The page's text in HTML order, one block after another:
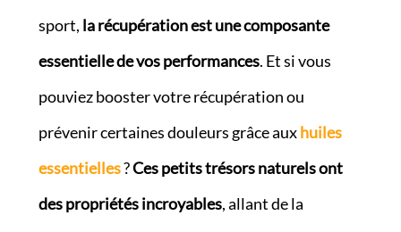
sport, la récupération est une composante
essentielle de vos performances. Et si vous
pouviez booster votre récupération ou
prévenir certaines douleurs grâce auxhuiles
essentielles?Ces petits trésors naturels ont
des propriétés incroyables, allant de la